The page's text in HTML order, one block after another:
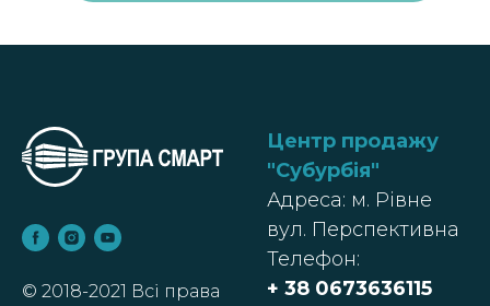
© 2018-2021 Всі права
Центр продажу
"Субурбія"
Адреса: м. Рівне
вул. Перспективна
Телефон:
+ 38 0673636115